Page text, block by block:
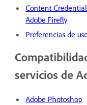
Content
Adobe Firefly
Preferencias de
servicios de
Adobe Photoshop